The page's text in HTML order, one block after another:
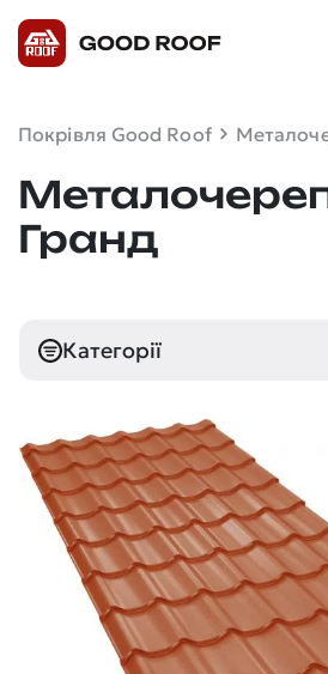
Покрівля Good Roof
Гранд
Категорії